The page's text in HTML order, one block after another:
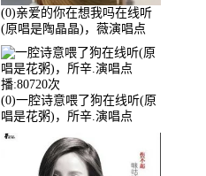
(0)亲爱的你在想我吗在线听
(原唱是陶晶晶)，薇演唱点
播:159722次
(0)一腔诗意喂了狗在线听(原
唱是花粥)，所辛.演唱点
播:80720次